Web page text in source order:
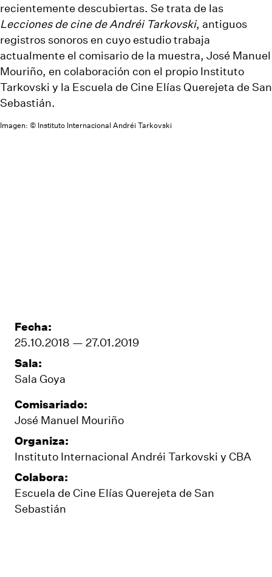
recientemente descubiertas. Se trata de las
Lecciones de cine de Andréi Tarkovski, antiguos
registros sonoros en cuyo estudio trabaja
actualmente el comisario de la muestra, José Manuel
Mouriño, en colaboración con el propio Instituto
Tarkovski y la Escuela de Cine Elías Querejeta de San
Sebastián.
Imagen: © Instituto Internacional Andréi Tarkovski
Fecha:
25.10.2018 — 27.01.2019
Sala:
Sala Goya
Comisariado:
José Manuel Mouriño
Organiza:
Instituto Internacional Andréi Tarkovski y CBA
Colabora:
Escuela de Cine Elías Querejeta de San
Sebastián